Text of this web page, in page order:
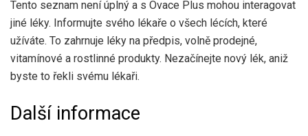
Tento seznam není úplný a s Ovace Plus mohou interagovat
jiné léky. Informujte svého lékaře o všech lécích, které
užíváte. To zahrnuje léky na předpis, volně prodejné,
vitamínové a rostlinné produkty. Nezačínejte nový lék, aniž
byste to řekli svému lékaři.
Další informace